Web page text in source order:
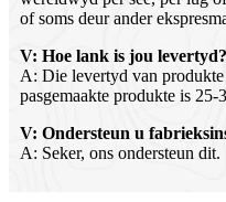
of soms deur ander
V: Hoe lank is jou levertyd?
A: Die levertyd van
pasgemaakte produkte is 25-
V: Ondersteun u
A: Seker, ons ondersteun dit.